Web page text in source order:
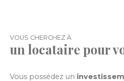
VOUS CHERCHEZ À
un locataire pour
Vous possédez un